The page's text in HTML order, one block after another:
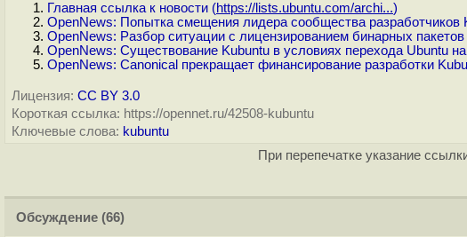
Главная ссылка к новости (https://lists.ubuntu.com/archi...)
OpenNews: Попытка смещения лидера сообщества разработчиков
OpenNews: Разбор ситуации с лицензированием бинарных
OpenNews: Существование Kubuntu в условиях перехода Ubuntu
OpenNews: Canonical прекращает финансирование разработки
Лицензия: CC BY 3.0
Короткая ссылка: https://opennet.ru/42508-kubuntu
Ключевые слова: kubuntu
При перепечатке указание
Обсуждение (66)